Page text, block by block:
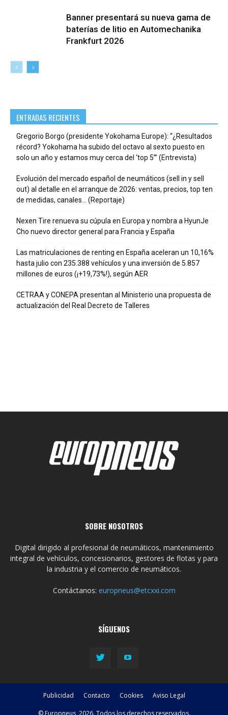
Banner presentará su nueva gama de
baterías de litio en Automechanika
Frankfurt 2026
ENTRADAS RECIENTES
Gregorio Borgo (presidente Yokohama Europe): “¿Resultados
récord? Yokohama ha subido del octavo al sexto puesto en
solo un año y estamos muy cerca del ‘top 5’” (Entrevista)
Evolución del mercado español de neumáticos (sell in y sell
out) al detalle en el arranque de 2026: ventas, precios, top ten
de medidas, canales… (Reportaje)
Nexen Tire renueva su cúpula en Europa y nombra a HyunJe
Cho nuevo director general para Francia y España
Las matriculaciones de renting en España aceleran un 10,16%
hasta julio con 235.388 vehículos y una inversión de 5.857
millones de euros (¡+19,73%!), según AER
CETRAA y CONEPA presentan al Ministerio una propuesta de
actualización del Real Decreto de Talleres
SOBRE NOSOTROS
Digital dirigido al profesional de neumáticos, mantenimiento
integral de vehículos, concesionarios, gestores de flotas y para
la industria y el comercio de neumáticos.
Contáctanos: europneus@etcxxi.com
SÍGUENOS
Publicidad Contacto Cookies Aviso Legal
© Europneus, 2026. Todos los derechos reservados.